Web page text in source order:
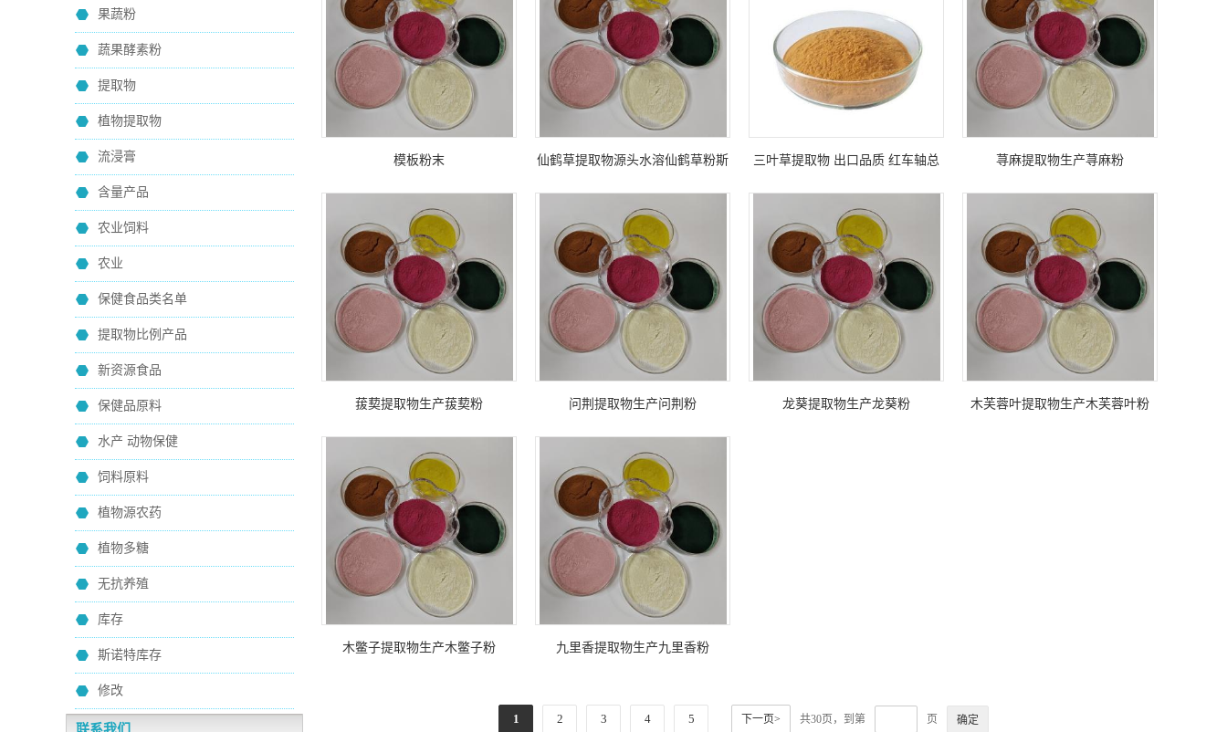
果蔬粉
蔬果酵素粉
提取物
植物提取物
流浸膏
含量产品
农业饲料
农业
保健食品类名单
提取物比例产品
新资源食品
保健品原料
水产 动物保健
饲料原料
植物源农药
植物多糖
无抗养殖
库存
斯诺特库存
修改
模板粉末
仙鹤草提取物源头水溶仙鹤草粉斯
三叶草提取物 出口品质 红车轴总
荨麻提取物生产荨麻粉
菝葜提取物生产菝葜粉 问荆提取物生产问荆粉 龙葵提取物生产龙葵粉 木芙蓉叶提取物生产木芙蓉叶粉
木鳖子提取物生产木鳖子粉 九里香提取物生产九里香粉
1 2 3 4 5 下一页> 共30页，到第 页